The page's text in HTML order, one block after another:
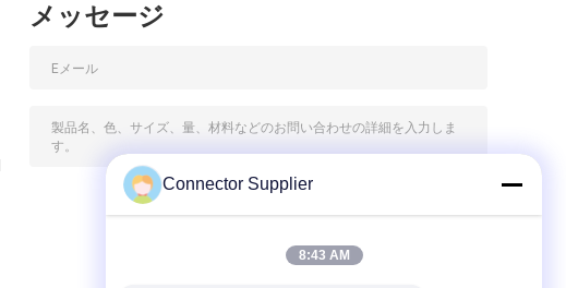
メッセージ
Connector Supplier
8:43 AM